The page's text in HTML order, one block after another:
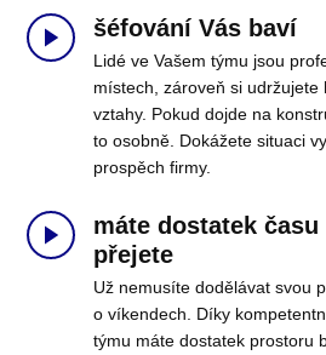
šéfování Vás baví
Lidé ve Vašem týmu jsou
místech, zároveň si udržujete
vztahy. Pokud dojde na
to osobně. Dokážete situaci
prospěch firmy.
máte dostatek
přejete
Už nemusíte dodělávat svou
o víkendech. Díky
týmu máte dostatek prostoru